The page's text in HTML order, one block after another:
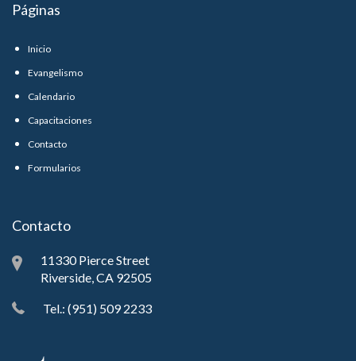
Páginas
Inicio
Evangelismo
Calendario
Capacitaciones
Contacto
Formularios
Contacto
11330 Pierce Street
Riverside, CA 92505
Tel.: (951) 509 2233